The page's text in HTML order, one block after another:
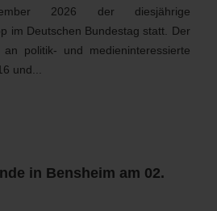
2026 der diesjährige
im Deutschen Bundestag statt. Der
politik- und medieninteressierte
und...
in Bensheim am 02.